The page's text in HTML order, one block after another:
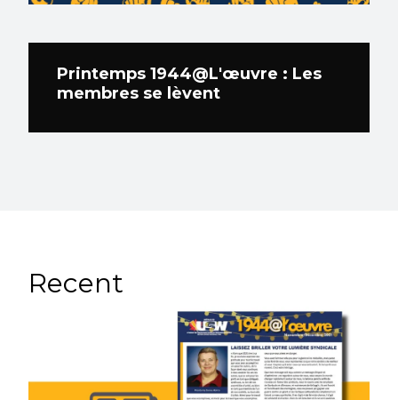
Printemps 1944@L'œuvre : Les
membres se lèvent
Recent